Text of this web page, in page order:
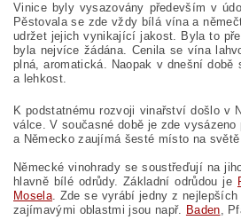
Vinice byly vysazovány především v
Pěstovala se zde vždy bílá vína a
udržet jejich vynikající jakost. Byla to
byla nejvíce žádána. Cenila se vína
plná, aromatická. Naopak v dnešní
a lehkost.
K podstatnému rozvoji vinařství došlo v
válce. V současné době je zde vysázeno
a Německo zaujímá šesté místo na
Německé vinohrady se soustřeďují na
hlavně bílé odrůdy. Základní odrůdou je
Mosela. Zde se vyrábí jedny z
zajímavými oblastmi jsou např. Baden,